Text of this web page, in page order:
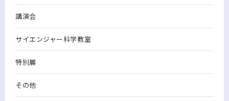
講演会
サイエンジャー科学教室
特別展
その他